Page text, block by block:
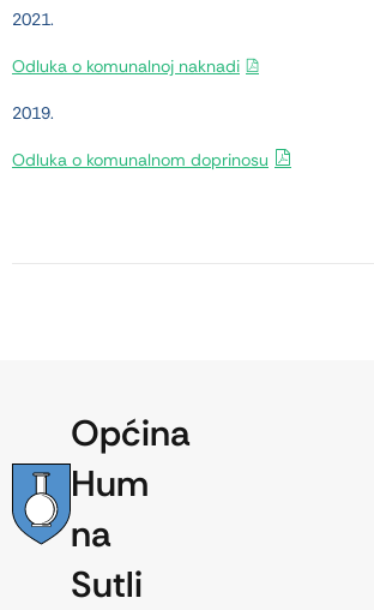
2021.
Odluka o komunalnoj naknadi
2019.
Odluka o komunalnom doprinosu
Općina
Hum
na
Sutli